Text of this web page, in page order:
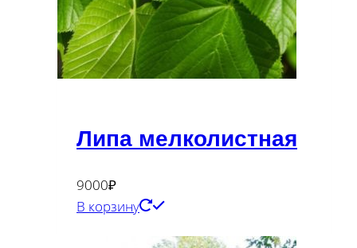
Липа мелколистная
9000₽
В корзину